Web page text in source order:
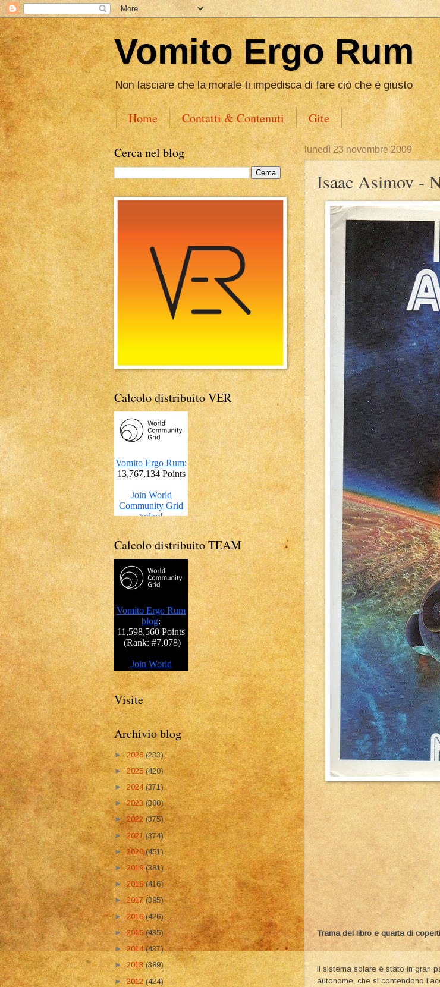
Vomito Ergo Rum
Non lasciare che la morale ti impedisca di fare ciò che è giusto
Home Contatti & Contenuti Gite
lunedì 23 novembre 2009
Isaac Asimov -
Trama del libro e quarta di
Il sistema solare è stato in gran
autonome, che si contendono
Cerca nel blog
Calcolo distribuito VER
Calcolo distribuito TEAM
Visite
Archivio blog
► 2026(233)
►2025(420)
►2024 (371)
►2023(380)
►2022 (375)
►2021(374)
►2020(451)
►2019(381)
►2018(416)
►2017(395)
►2016(426)
►2015(435)
►2014(437)
►2013(389)
►2012(424)